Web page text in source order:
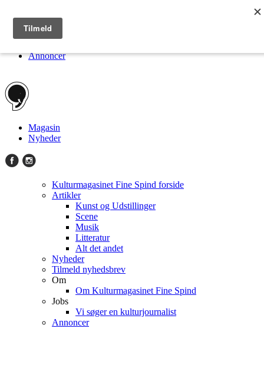
Om
Annoncer
Magasin
Nyheder
Kulturmagasinet Fine Spind forside
Artikler
Kunst og Udstillinger
Scene
Musik
Litteratur
Alt det andet
Nyheder
Tilmeld nyhedsbrev
Om
Om Kulturmagasinet Fine Spind
Jobs
Vi søger en kulturjournalist
Annoncer